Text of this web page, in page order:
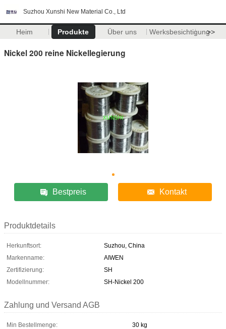
Suzhou Xunshi New Material Co., Ltd
Heim Produkte Über uns Werksbesichtigung>>
Nickel 200 reine Nickellegierung
Bestpreis Kontakt
Produktdetails
Herkunftsort:
Suzhou, China
Markenname:
AIWEN
Zertifizierung:
SH
Modellnummer:
SH-Nickel 200
Zahlung und Versand AGB
Min Bestellmenge:
30 kg